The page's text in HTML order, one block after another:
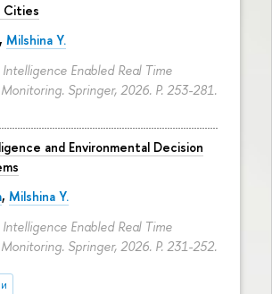
Cities
, Milshina Y.
Enabled Real Time
Springer, 2026. P. 253-281.
and Environmental Decision
, Milshina Y.
Enabled Real Time
Springer, 2026. P. 231-252.